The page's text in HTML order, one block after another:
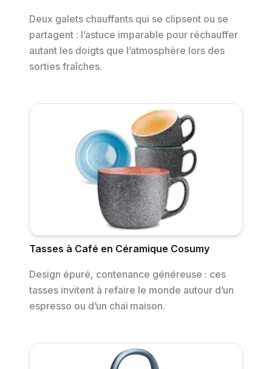
Deux galets chauffants qui se clipsent ou se
partagent : l’astuce imparable pour réchauffer
autant les doigts que l’atmosphère lors des
sorties fraîches.
Tasses à Café en Céramique Cosumy
Design épuré, contenance généreuse : ces
tasses invitent à refaire le monde autour d’un
espresso ou d’un chaï maison.